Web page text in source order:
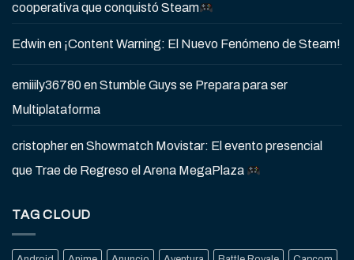
cooperativa que conquistó Steam
Edwinen ¡Content Warning: El Nuevo Fenómeno de Steam!
emiiily36780enStumble Guys se Prepara para ser
Multiplataforma
cristopherenShowmatch Movistar: El evento presencial
que Trae de Regreso el Arena MegaPlaza
TAG CLOUD